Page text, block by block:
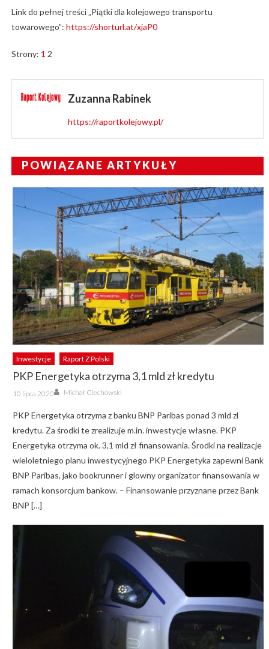
Link do pełnej treści „Piątki dla kolejowego transportu
towarowego”: https://shorturl.at/xjaP0
Strony: 1 2
Zuzanna Rabinek
https://raportkolejowy.pl/
POWIĄZANE ARTYKUŁY
Inwestycje Raport Z Polski
PKP Energetyka otrzyma 3,1 mld zł kredytu
Posted
on
10 lipca 2020 Author
Michał Ciechowski
PKP Energetyka otrzyma z banku BNP Paribas ponad 3 mld zl
kredytu. Za środki te zrealizuje m.in. inwestycje własne. PKP
Energetyka otrzyma ok. 3,1 mld zł finansowania. Środki na realizacje
wieloletniego planu inwestycyjnego PKP Energetyka zapewni Bank
BNP Paribas, jako bookrunner i glowny organizator finansowania w
ramach konsorcjum bankow. – Finansowanie przyznane przez Bank
BNP […]